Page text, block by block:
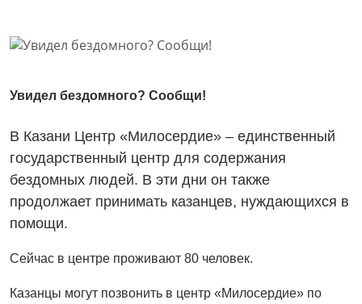
Увидел бездомного? Сообщи!
В Казани Центр «Милосердие» – единственный
государственный центр для содержания
бездомных людей. В эти дни он также
продолжает принимать казанцев, нуждающихся в
помощи.
Сейчас в центре проживают 80 человек.
Казанцы могут позвонить в центр «Милосердие» по